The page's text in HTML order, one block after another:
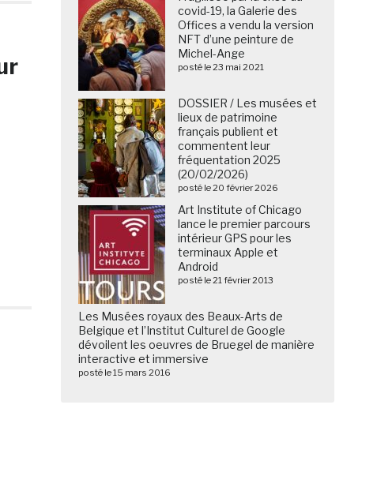
covid-19, la Galerie des
Offices a vendu la version
NFT d’une peinture de
Michel-Ange
posté le 23 mai 2021
DOSSIER / Les musées et
lieux de patrimoine
français publient et
commentent leur
fréquentation 2025
(20/02/2026)
posté le 20 février 2026
Art Institute of Chicago
lance le premier parcours
intérieur GPS pour les
terminaux Apple et
Android
posté le 21 février 2013
Les Musées royaux des Beaux-Arts de
Belgique et l’Institut Culturel de Google
dévoilent les oeuvres de Bruegel de manière
interactive et immersive
posté le 15 mars 2016